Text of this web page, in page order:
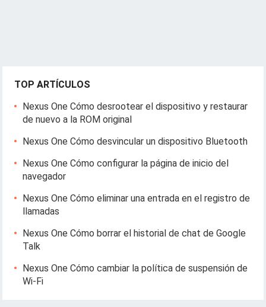
TOP ARTÍCULOS
Nexus One Cómo desrootear el dispositivo y restaurar
de nuevo a la ROM original
Nexus One Cómo desvincular un dispositivo Bluetooth
Nexus One Cómo configurar la página de inicio del
navegador
Nexus One Cómo eliminar una entrada en el registro de
llamadas
Nexus One Cómo borrar el historial de chat de Google
Talk
Nexus One Cómo cambiar la política de suspensión de
Wi-Fi